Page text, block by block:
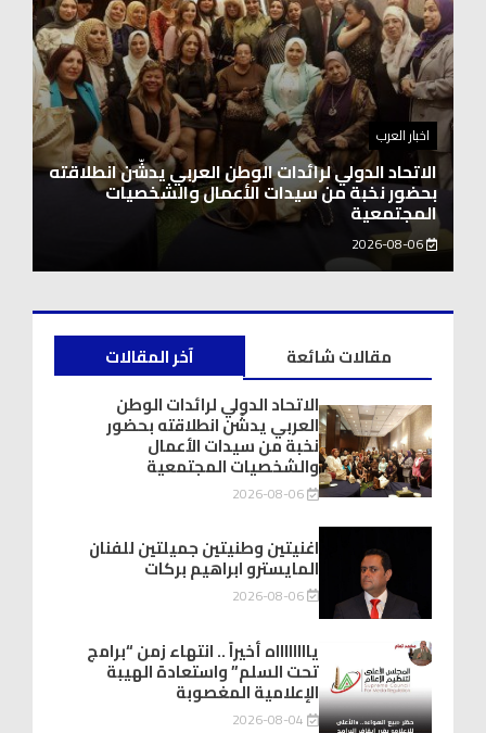
اخبار العرب
اغنيتين وطنيتين جميلتين للفنان المايسترو ابراهيم
بركات
2026-08-06
آخر المقالات
مقالات شائعة
الاتحاد الدولي لرائدات الوطن
العربي يدشّن انطلاقته بحضور
نخبة من سيدات الأعمال
والشخصيات المجتمعية
2026-08-06
اغنيتين وطنيتين جميلتين للفنان
المايسترو ابراهيم بركات
2026-08-06
يااااااااه أخيراً .. انتهاء زمن “برامج
تحت السلم” واستعادة الهيبة
الإعلامية المغصوبة
2026-08-04